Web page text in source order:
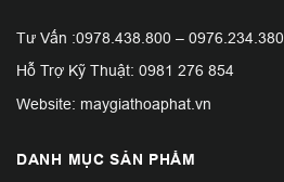
Tư Vấn :0978.438.800 – 0976.234.380
Hỗ Trợ Kỹ Thuật: 0981 276 854
Website: maygiathoaphat.vn
DANH MỤC SẢN PHẨM